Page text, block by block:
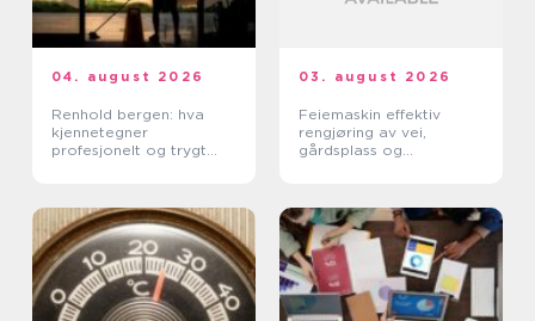
04. august 2026
Renhold bergen: hva
kjennetegner
profesjonelt og trygt
03. august 2026
Feiemaskin effektiv
rengjøring av vei,
gårdsplass og